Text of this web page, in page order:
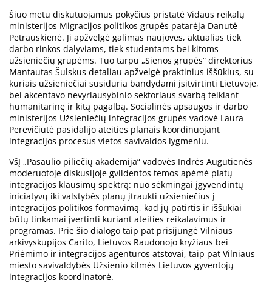
Šiuo metu diskutuojamus pokyčius pristatė Vidaus reikalų
ministerijos Migracijos politikos grupės patarėja Danutė
Petrauskienė. Ji apžvelgė galimas naujoves, aktualias tiek
darbo rinkos dalyviams, tiek studentams bei kitoms
užsieniečių grupėms. Tuo tarpu „Sienos grupės“ direktorius
Mantautas Šulskus detaliau apžvelgė praktinius iššūkius, su
kuriais užsieniečiai susiduria bandydami įsitvirtinti Lietuvoje,
bei akcentavo nevyriausybinio sektoriaus svarbą teikiant
humanitarinę ir kitą pagalbą. Socialinės apsaugos ir darbo
ministerijos Užsieniečių integracijos grupės vadovė Laura
Perevičiūtė pasidalijo ateities planais koordinuojant
integracijos procesus vietos savivaldos lygmeniu.
VšĮ „Pasaulio piliečių akademija“ vadovės Indrės Augutienės
moderuotoje diskusijoje gvildentos temos apėmė platų
integracijos klausimų spektrą: nuo sėkmingai įgyvendintų
iniciatyvų iki valstybės planų įtraukti užsieniečius į
integracijos politikos formavimą, kad jų patirtis ir iššūkiai
būtų tinkamai įvertinti kuriant ateities reikalavimus ir
programas. Prie šio dialogo taip pat prisijungė Vilniaus
arkivyskupijos Carito, Lietuvos Raudonojo kryžiaus bei
Priėmimo ir integracijos agentūros atstovai, taip pat Vilniaus
miesto savivaldybės Užsienio kilmės Lietuvos gyventojų
integracijos koordinatorė.